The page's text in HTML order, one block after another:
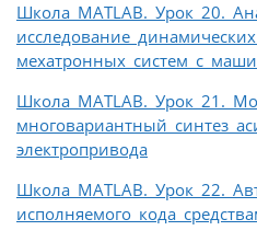
Школа MATLAB. Урок 20.
исследование
мехатронных систем с
Школа MATLAB. Урок 21.
многовариантный синтез
электропривода
Школа MATLAB. Урок 22.
исполняемого кода